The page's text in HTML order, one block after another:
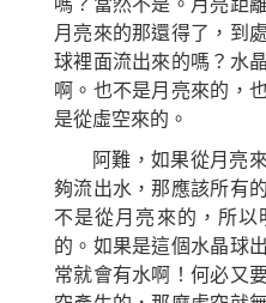
嗎？當然不是。月亮距
月亮來的那還得了， 到
球裡面流出來的嗎？水
啊。也不是月亮來的，
是從虛空來的。
阿難，如果從月亮
夠流出水，那應該所有
不是從月亮來的，所
的。如果是這個水晶球
常就會有水啊！何必又